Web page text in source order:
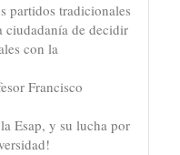
partidos tradicionales
ciudadanía de decidir
con la
Francisco
Esap, y su lucha por